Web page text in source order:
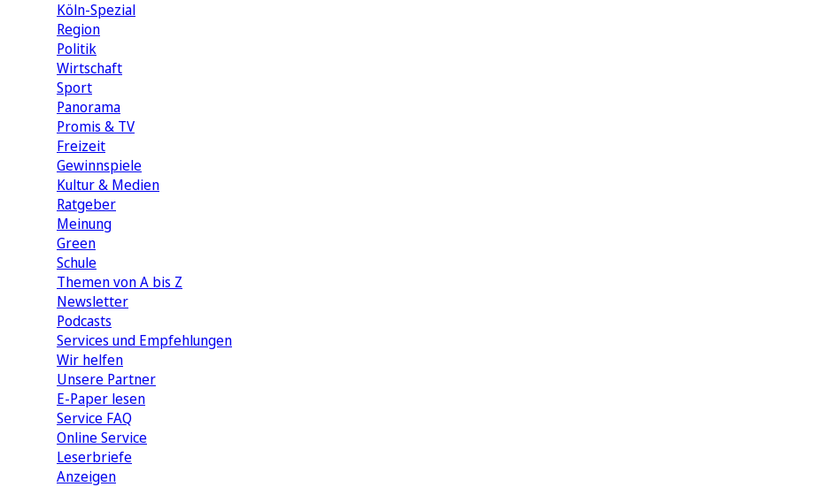
Köln-Spezial
Region
Politik
Wirtschaft
Sport
Panorama
Promis & TV
Freizeit
Gewinnspiele
Kultur & Medien
Ratgeber
Meinung
Green
Schule
Themen von A bis Z
Newsletter
Podcasts
Services und Empfehlungen
Wir helfen
Unsere Partner
E-Paper lesen
Service FAQ
Online Service
Leserbriefe
Anzeigen